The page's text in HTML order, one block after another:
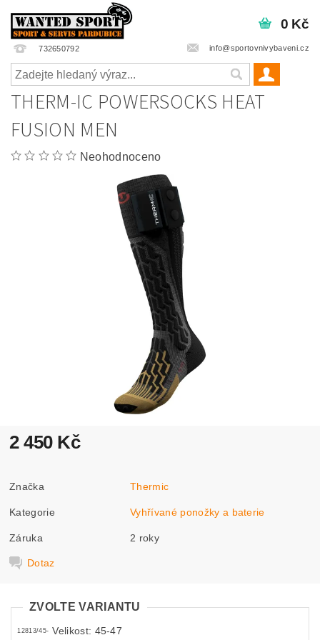
732650792 info@sportovnivybaveni.cz
0 Kč
THERM-IC POWERSOCKS HEAT
FUSION MEN
Neohodnoceno
2 450 Kč
Značka Thermic
Kategorie Vyhřívané ponožky a baterie
Záruka 2 roky
Dotaz
ZVOLTE VARIANTU
12813/45- Velikost: 45-47